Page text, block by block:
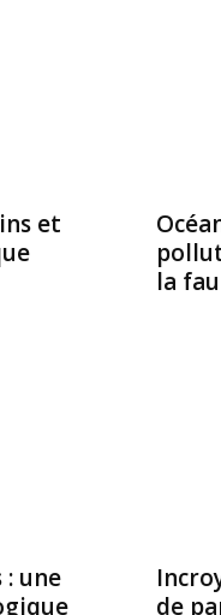
et
la
une
de